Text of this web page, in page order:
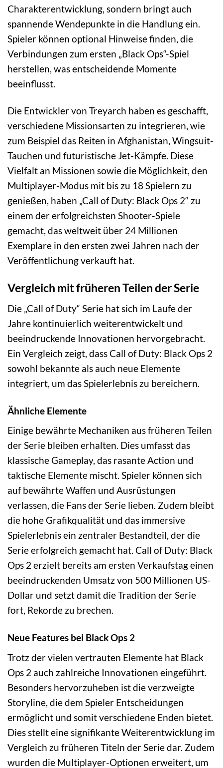
Charakterentwicklung, sondern bringt auch
spannende Wendepunkte in die Handlung ein.
Spieler können optional Hinweise finden, die
Verbindungen zum ersten „Black Ops“-Spiel
herstellen, was entscheidende Momente
beeinflusst.
Die Entwickler von Treyarch haben es geschafft,
verschiedene Missionsarten zu integrieren, wie
zum Beispiel das Reiten in Afghanistan, Wingsuit-
Tauchen und futuristische Jet-Kämpfe. Diese
Vielfalt an Missionen sowie die Möglichkeit, den
Multiplayer-Modus mit bis zu 18 Spielern zu
genießen, haben „Call of Duty: Black Ops 2“ zu
einem der erfolgreichsten Shooter-Spiele
gemacht, das weltweit über 24 Millionen
Exemplare in den ersten zwei Jahren nach der
Veröffentlichung verkauft hat.
Vergleich mit früheren Teilen der Serie
Die „Call of Duty“ Serie hat sich im Laufe der
Jahre kontinuierlich weiterentwickelt und
beeindruckende Innovationen hervorgebracht.
Ein Vergleich zeigt, dass Call of Duty: Black Ops 2
sowohl bekannte als auch neue Elemente
integriert, um das Spielerlebnis zu bereichern.
Ähnliche Elemente
Einige bewährte Mechaniken aus früheren Teilen
der Serie bleiben erhalten. Dies umfasst das
klassische Gameplay, das rasante Action und
taktische Elemente mischt. Spieler können sich
auf bewährte Waffen und Ausrüstungen
verlassen, die Fans der Serie lieben. Zudem bleibt
die hohe Grafikqualität und das immersive
Spielerlebnis ein zentraler Bestandteil, der die
Serie erfolgreich gemacht hat. Call of Duty: Black
Ops 2 erzielt bereits am ersten Verkaufstag einen
beeindruckenden Umsatz von 500 Millionen US-
Dollar und setzt damit die Tradition der Serie
fort, Rekorde zu brechen.
Neue Features bei Black Ops 2
Trotz der vielen vertrauten Elemente hat Black
Ops 2 auch zahlreiche Innovationen eingeführt.
Besonders hervorzuheben ist die verzweigte
Storyline, die dem Spieler Entscheidungen
ermöglicht und somit verschiedene Enden bietet.
Dies stellt eine signifikante Weiterentwicklung im
Vergleich zu früheren Titeln der Serie dar. Zudem
wurden die Multiplayer-Optionen erweitert, um